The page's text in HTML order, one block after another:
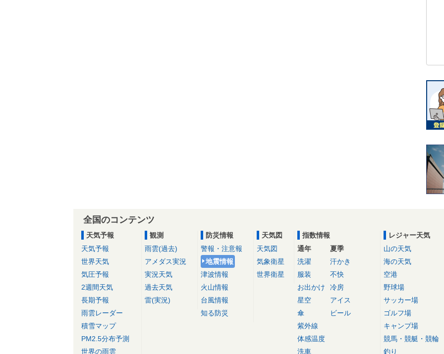
全国のコンテンツ
天気予報
天気予報
世界天気
気圧予報
2週間天気
長期予報
雨雲レーダー
積雪マップ
PM2.5分布予測
世界の雨雲
観測
雨雲(過去)
アメダス実況
実況天気
過去天気
雷(実況)
防災情報
警報・注意報
地震情報
津波情報
火山情報
台風情報
知る防災
天気図
天気図
気象衛星
世界衛星
指数情報
通年
洗濯
服装
お出かけ
星空
傘
紫外線
体感温度
洗車
夏季
汗かき
不快
冷房
アイス
ビール
レジャー天気
山の天気
海の天気
空港
野球場
サッカー場
ゴルフ場
キャンプ場
競馬・競艇・競輪
釣り